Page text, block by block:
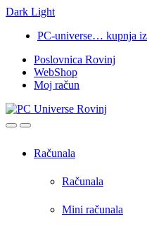
Dark Light
navigation
content
PC-universe… kupnja iz
Poslovnica Rovinj
WebShop
Moj račun
OpenClose
Računala
Računala
Mini računala